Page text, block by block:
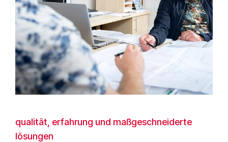
qualität, erfahrung und maßgeschneiderte
lösungen